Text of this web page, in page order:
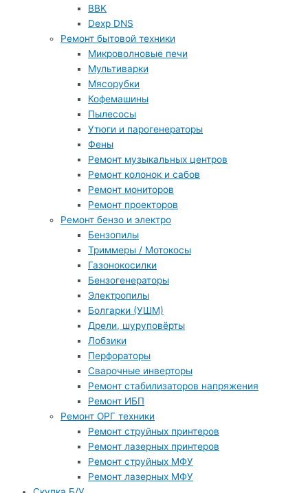
BBK
Dexp DNS
Ремонт бытовой техники
Микроволновые печи
Мультиварки
Мясорубки
Кофемашины
Пылесосы
Утюги и парогенераторы
Фены
Ремонт музыкальных центров
Ремонт колонок и сабов
Ремонт мониторов
Ремонт проекторов
Ремонт бензо и электро
Бензопилы
Триммеры / Мотокосы
Газонокосилки
Бензогенераторы
Электропилы
Болгарки (УШМ)
Дрели, шуруповёрты
Лобзики
Перфораторы
Сварочные инверторы
Ремонт стабилизаторов напряжения
Ремонт ИБП
Ремонт ОРГ техники
Ремонт струйных принтеров
Ремонт лазерных принтеров
Ремонт струйных МФУ
Ремонт лазерных МФУ